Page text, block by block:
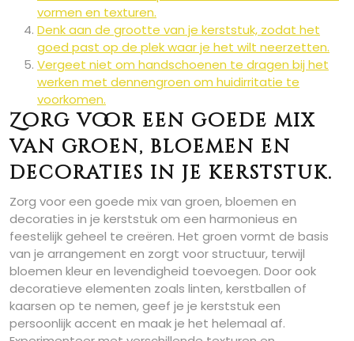
vormen en texturen.
Denk aan de grootte van je kerststuk, zodat het
goed past op de plek waar je het wilt neerzetten.
Vergeet niet om handschoenen te dragen bij het
werken met dennengroen om huidirritatie te
voorkomen.
Zorg voor een goede mix
van groen, bloemen en
decoraties in je kerststuk.
Zorg voor een goede mix van groen, bloemen en
decoraties in je kerststuk om een harmonieus en
feestelijk geheel te creëren. Het groen vormt de basis
van je arrangement en zorgt voor structuur, terwijl
bloemen kleur en levendigheid toevoegen. Door ook
decoratieve elementen zoals linten, kerstballen of
kaarsen op te nemen, geef je je kerststuk een
persoonlijk accent en maak je het helemaal af.